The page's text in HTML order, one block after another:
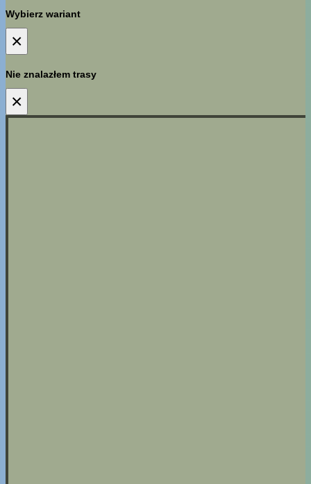
Wybierz wariant
×
Nie znalazłem trasy
×